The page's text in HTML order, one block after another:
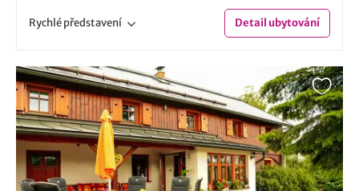
Rychlépředstavení Detailubytování